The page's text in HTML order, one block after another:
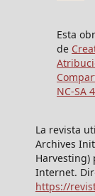
Esta
de
NC-SA
La revista
Archives
Harvesting)
Internet.
https://